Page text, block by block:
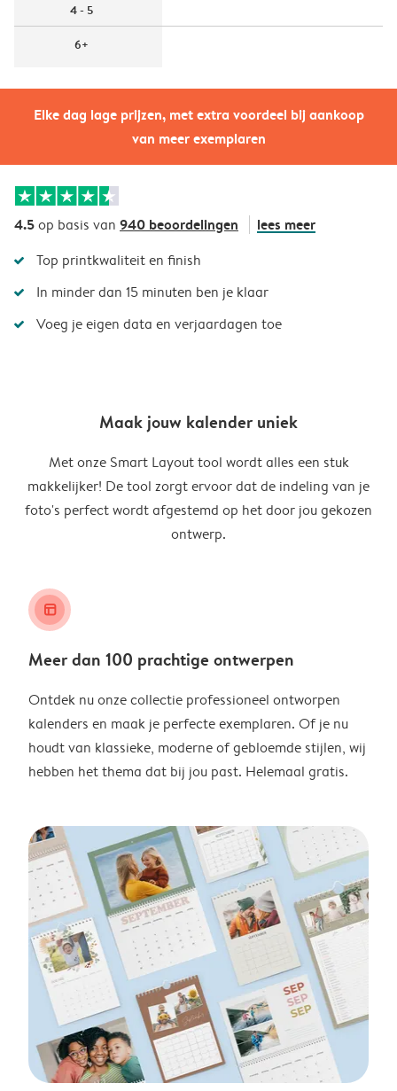
Elke dag lage prijzen, met extra voordeel bij aankoop
van meer exemplaren
4 - 5
6+
4.5op basis van 940 beoordelingen lees meer
Top printkwaliteit en finish
In minder dan 15 minuten ben je klaar
Voeg je eigen data en verjaardagen toe
Maak jouw kalender uniek
Met onze Smart Layout tool wordt alles een stuk
makkelijker! De tool zorgt ervoor dat de indeling van je
foto's perfect wordt afgestemd op het door jou gekozen
ontwerp.
layout_alt
Meer dan 100 prachtige ontwerpen
Ontdek nu onze collectie professioneel ontworpen
kalenders en maak je perfecte exemplaren. Of je nu
houdt van klassieke, moderne of gebloemde stijlen, wij
hebben het thema dat bij jou past. Helemaal gratis.